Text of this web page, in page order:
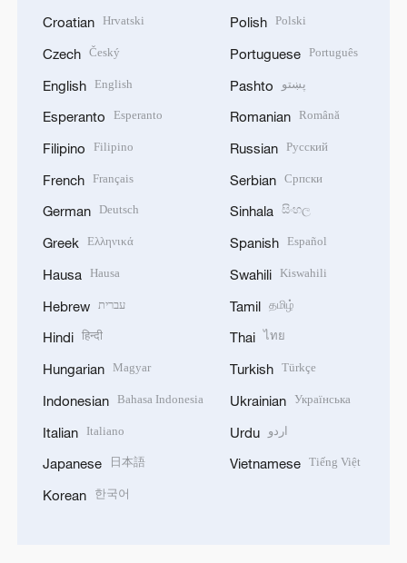
Croatian Hrvatski
Czech Český
English English
Esperanto Esperanto
Filipino Filipino
French Français
German Deutsch
Greek Ελληνικά
Hausa Hausa
Hebrew עברית
Hindi हिन्दी
Hungarian Magyar
Indonesian Bahasa Indonesia
Italian Italiano
Japanese 日本語
Korean 한국어
Polish Polski
Portuguese Português
Pashto پښتو
Romanian Română
Russian Русский
Serbian Српски
Sinhala සිංහල
Spanish Español
Swahili Kiswahili
Tamil தமிழ்
Thai ไทย
Turkish Türkçe
Ukrainian Українська
Urdu اردو
Vietnamese Tiếng Việt